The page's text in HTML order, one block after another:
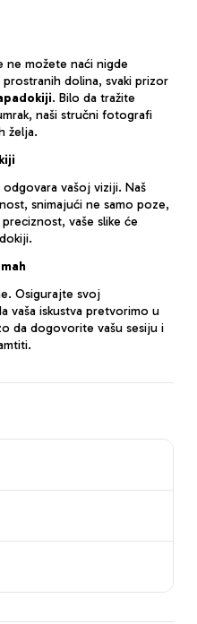
ne možete naći nigde
dolina, svaki prizor
. Bilo da tražite
naši stručni fotografi
želja.
vašoj viziji. Naš
snimajući ne samo poze,
vaše slike će
Osigurajte svoj
vaša iskustva pretvorimo u
da dogovorite vašu sesiju i